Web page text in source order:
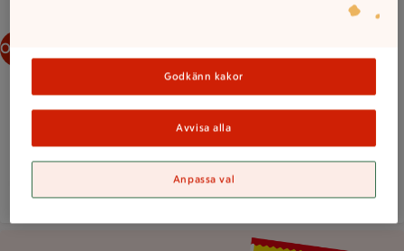
Om oss
Godkänn kakor
Avvisa alla
Anpassa val